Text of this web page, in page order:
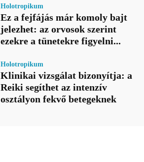
Holotropikum
Ez a fejfájás már komoly bajt
jelezhet: az orvosok szerint
ezekre a tünetekre figyelni...
Holotropikum
Klinikai vizsgálat bizonyítja: a
Reiki segíthet az intenzív
osztályon fekvő betegeknek